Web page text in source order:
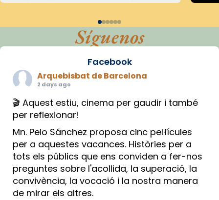
Síguenos
Facebook
Arquebisbat de Barcelona
2 days ago
🎬 Aquest estiu, cinema per gaudir i també
per reflexionar!
Mn. Peio Sánchez proposa cinc pel·lícules
per a aquestes vacances. Històries per a
tots els públics que ens conviden a fer-nos
preguntes sobre l'acollida, la superació, la
convivència, la vocació i la nostra manera
de mirar els altres.